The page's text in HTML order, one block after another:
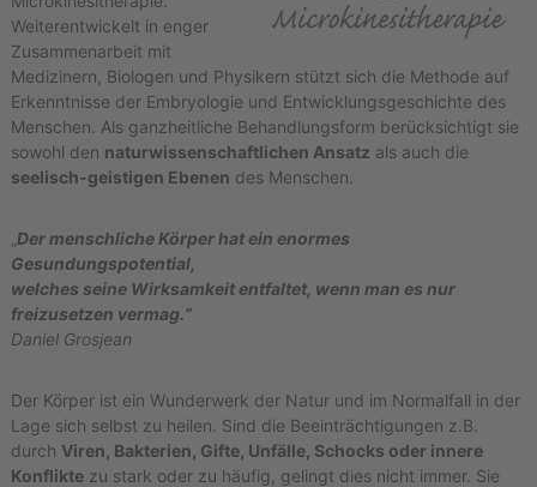
l
i
a
n
h
u
n
d
M
i
o
k
i
e
s
h
e
r
a
Weiterentwickelt in enger
Zusammenarbeit mit
Medizinern, Biologen und Physikern stützt sich die Methode auf
Erkenntnisse der Embryologie und Entwicklungsgeschichte des
Menschen. Als ganzheitliche Behandlungsform berücksichtigt sie
sowohl den naturwissenschaftlichen Ansatz als auch die
seelisch-geistigen Ebenen des Menschen.
Der menschliche Körper hat ein enormes
Gesundungspotential,
welches seine Wirksamkeit entfaltet, wenn man es nur
freizusetzen vermag.“
Daniel Grosjean
Der Körper ist ein Wunderwerk der Natur und im Normalfall in der
Lage sich selbst zu heilen. Sind die Beeinträchtigungen z.B.
durch Viren, Bakterien, Gifte, Unfälle, Schocks oder innere
Konfliktezu stark oder zu häufig, gelingt dies nicht immer. Sie